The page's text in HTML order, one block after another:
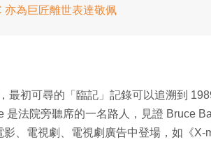
亦為巨匠離世表達敬佩
最初可尋的「臨記」記錄可以追溯到
是法院旁聽席的一名路人，見證 Bruce
、電視劇、電視劇廣告中登場，如《X-